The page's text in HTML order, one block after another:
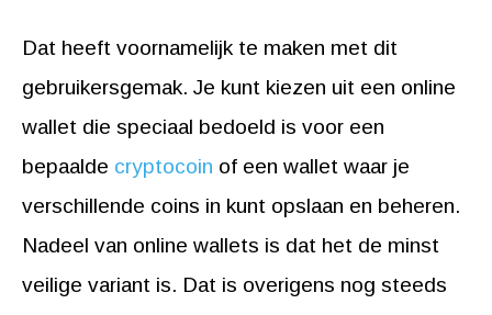
Dat heeft voornamelijk te maken met dit
gebruikersgemak. Je kunt kiezen uit een online
wallet die speciaal bedoeld is voor een
bepaalde cryptocoin of een wallet waar je
verschillende coins in kunt opslaan en beheren.
Nadeel van online wallets is dat het de minst
veilige variant is. Dat is overigens nog steeds